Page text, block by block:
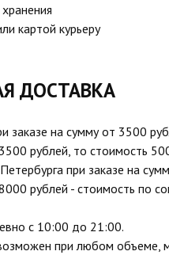
картой курьеру
ДОСТАВКА
заказе на сумму от 3500
рублей, то стоимость
при заказе на
рублей - стоимость по
с 10:00 до 21:00.
при любом объеме,